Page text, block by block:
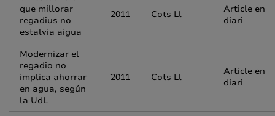
que millorar
regadius no
estalvia aigua
2011 Cots Ll
Article en
diari
Modernizar el
regadio no
implica ahorrar
en agua, según
la UdL
2011 Cots Ll
Article en
diari